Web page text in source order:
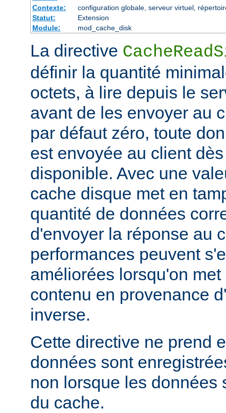
Contexte:
configuration globale, serveur virtuel,
Statut:
Extension
Module:
mod_cache_disk
La directive
définir la quantité
octets, à lire depuis le
avant de les envoyer au
par défaut zéro, toute
est envoyée au client
disponible. Avec une
cache disque met en
quantité de données
d'envoyer la réponse au
performances peuvent
améliorées lorsqu'on
contenu en provenance
inverse.
Cette directive ne prend
données sont
non lorsque les données
du cache.